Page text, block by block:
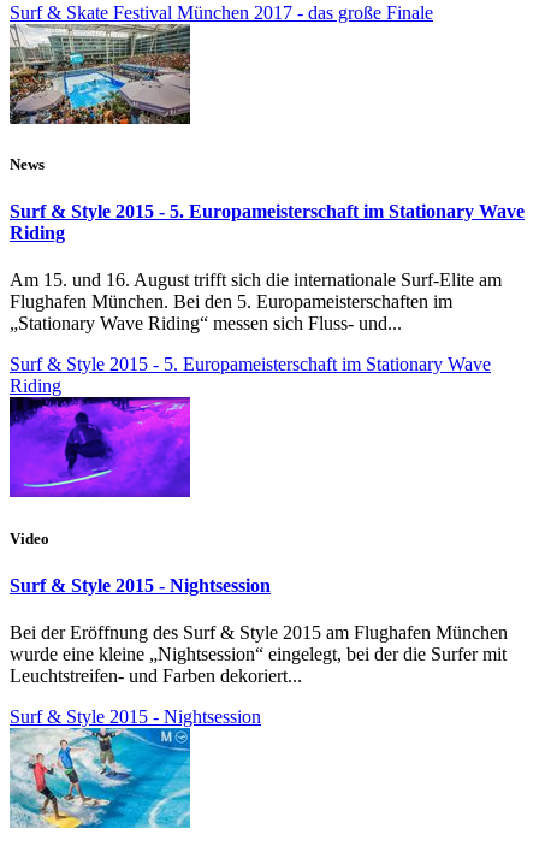
Surf & Skate Festival München 2017 - das große Finale
News
Surf & Style 2015 - 5. Europameisterschaft im Stationary Wave
Riding
Am 15. und 16. August trifft sich die internationale Surf-Elite am
Flughafen München. Bei den 5. Europameisterschaften im
„Stationary Wave Riding“ messen sich Fluss- und...
Surf & Style 2015 - 5. Europameisterschaft im Stationary Wave
Riding
Video
Surf & Style 2015 - Nightsession
Bei der Eröffnung des Surf & Style 2015 am Flughafen München
wurde eine kleine „Nightsession“ eingelegt, bei der die Surfer mit
Leuchtstreifen- und Farben dekoriert...
Surf & Style 2015 - Nightsession